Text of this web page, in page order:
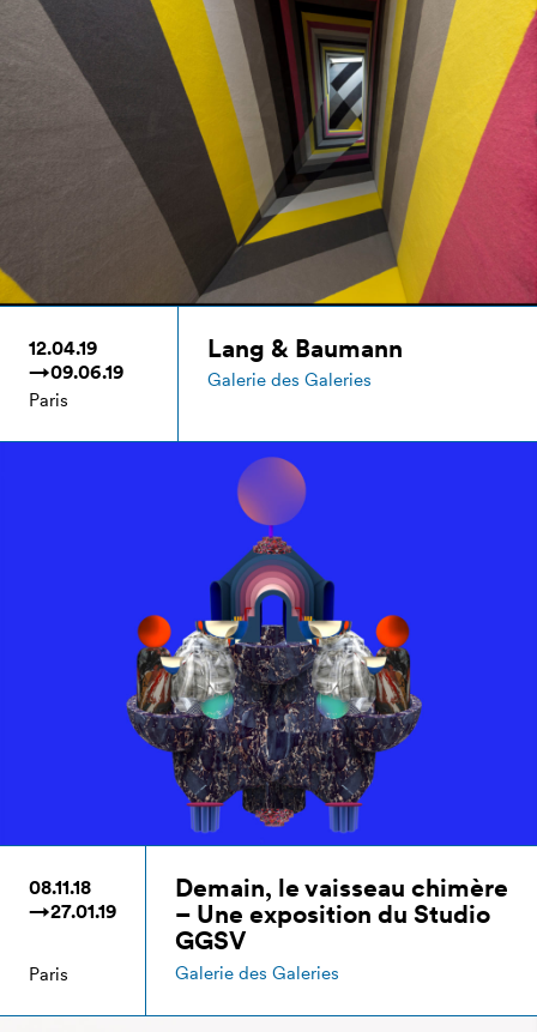
12.04.19
→09.06.19
Paris
Lang & Baumann
Galerie des Galeries
08.11.18
→27.01.19
Paris
Demain, le vaisseau chimère
– Une exposition du Studio
GGSV
Galerie des Galeries